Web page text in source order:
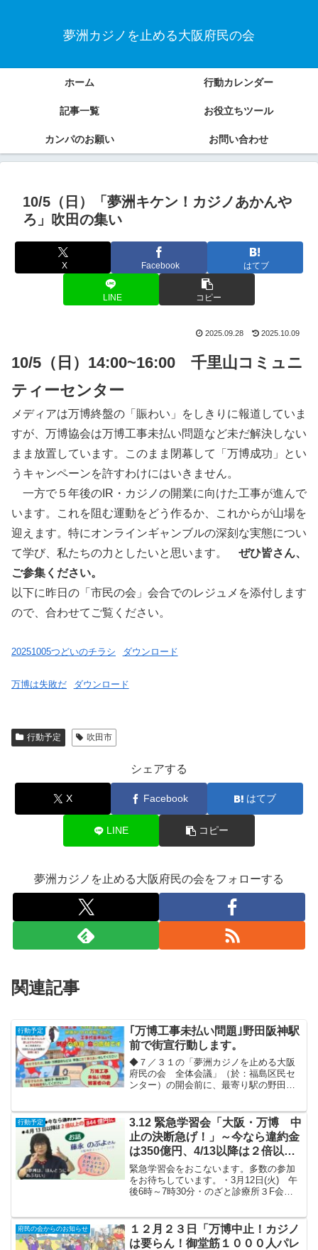
夢洲カジノを止める大阪府民の会
ホーム 行動カレンダー
記事一覧 お役立ちツール
カンパのお願い お問い合わせ
10/5（日）「夢洲キケン！カジノあかんや
ろ」吹田の集い
X Facebook はてブ
LINE コピー
2025.09.28 2025.10.09
10/5（日）14:00~16:00 千里山コミュニ
ティーセンター
メディアは万博終盤の「賑わい」をしきりに報道していま
すが、万博協会は万博工事未払い問題など未だ解決しない
まま放置しています。このまま閉幕して「万博成功」とい
うキャンペーンを許すわけにはいきません。
一方で５年後のIR・カジノの開業に向けた工事が進んで
います。これを阻む運動をどう作るか、これからが山場を
迎えます。特にオンラインギャンブルの深刻な実態につい
て学び、私たちの力としたいと思います。 ぜひ皆さん、
ご参集ください。
以下に昨日の「市民の会」会合でのレジュメを添付します
ので、合わせてご覧ください。
20251005つどいのチラシ ダウンロード
万博は失敗だ ダウンロード
行動予定 吹田市
シェアする
X Facebook はてブ
LINE コピー
夢洲カジノを止める大阪府民の会をフォローする
関連記事
行動予定
｢万博工事未払い問題｣野田阪神駅
前で街宣行動します。
◆７／３１の「夢洲カジノを止める大阪
府民の会 全体会議」（於：福島区民セ
ンター）の開会前に、最寄り駅の野田阪
す。 ・日時： ７月３１日（木）１
７：３０～１８：００ ・場...
行動予定
3.12 緊急学習会「大阪・万博 中
止の決断急げ！」～今なら違約金
は350億円、4/13以降は２倍以上
の844億円に～
緊急学習会をおこないます。多数の参加
をお待ちしています。・3月12日(火) 午
後6時～7時30分・のざと診療所３F会議
止める大阪府民の会・西淀川
大阪市をよくする...
府民の会からのお知らせ
１２月２３日「万博中止！カジノ
は要らん！御堂筋１０００人パレ